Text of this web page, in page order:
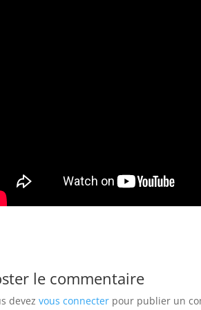
le commentaire
devezvous connecter pour publier un